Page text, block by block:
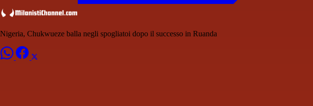
Nigeria, Chukwueze balla negli spogliatoi dopo il successo in Ruanda